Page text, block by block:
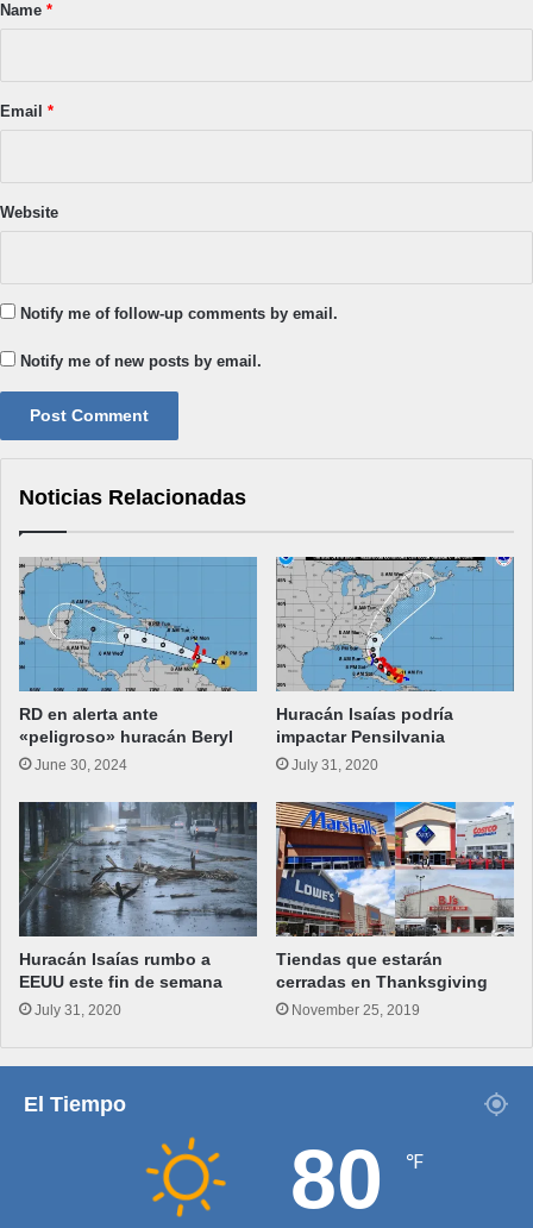
Name *
Email *
Website
Notify me of follow-up comments by email.
Notify me of new posts by email.
Noticias Relacionadas
RD en alerta ante
«peligroso» huracán Beryl
June 30, 2024
Huracán Isaías podría
impactar Pensilvania
July 31, 2020
Huracán Isaías rumbo a
EEUU este fin de semana
July 31, 2020
Tiendas que estarán
cerradas en Thanksgiving
November 25, 2019
El Tiempo
80 ℉